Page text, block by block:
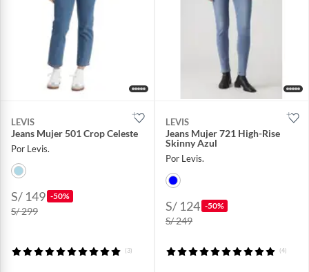
LEVIS
Jeans Mujer 501 Crop Celeste
Por Levis.
S/ 149 -50%
S/ 299
(3)
LEVIS
Jeans Mujer 721 High-Rise
Skinny Azul
Por Levis.
S/ 124 -50%
S/ 249
(4)